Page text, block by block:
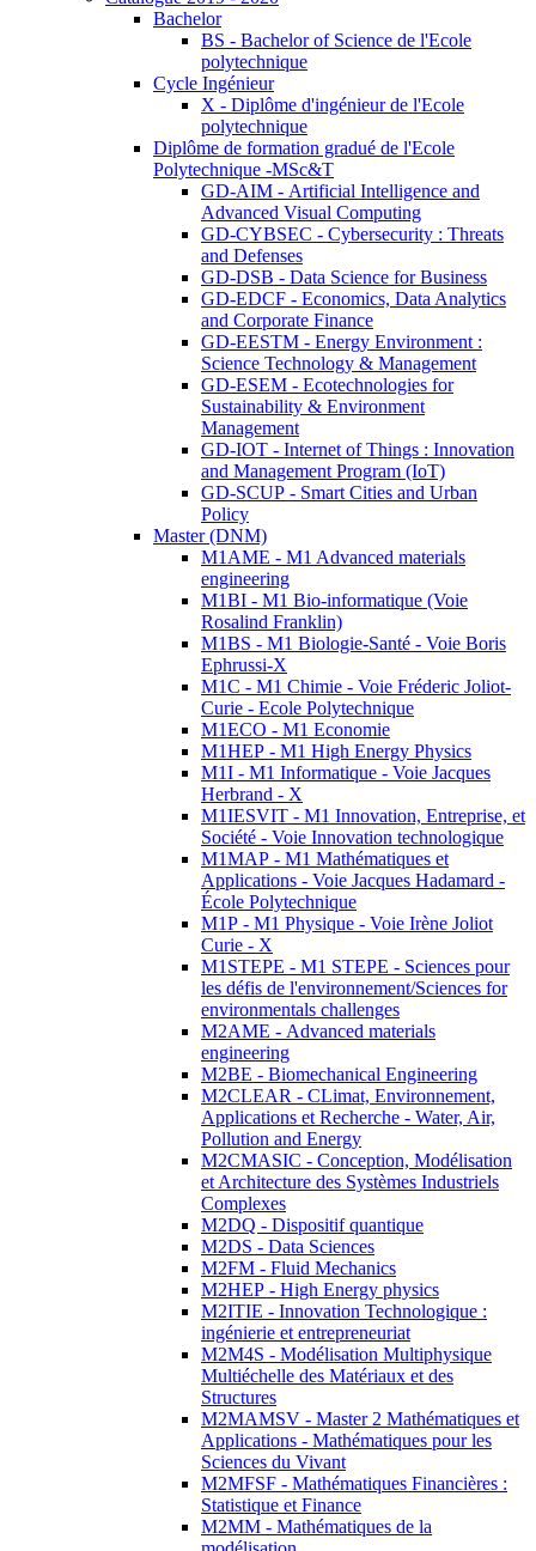
Bachelor
BS - Bachelor of Science de l'Ecole
polytechnique
Cycle Ingénieur
X - Diplôme d'ingénieur de l'Ecole
polytechnique
Diplôme de formation gradué de l'Ecole
Polytechnique -MSc&T
GD-AIM - Artificial Intelligence and
Advanced Visual Computing
GD-CYBSEC - Cybersecurity : Threats
and Defenses
GD-DSB - Data Science for Business
GD-EDCF - Economics, Data Analytics
and Corporate Finance
GD-EESTM - Energy Environment :
Science Technology & Management
GD-ESEM - Ecotechnologies for
Sustainability & Environment
Management
GD-IOT - Internet of Things : Innovation
and Management Program (IoT)
GD-SCUP - Smart Cities and Urban
Policy
Master (DNM)
M1AME - M1 Advanced materials
engineering
M1BI - M1 Bio-informatique (Voie
Rosalind Franklin)
M1BS - M1 Biologie-Santé - Voie Boris
Ephrussi-X
M1C - M1 Chimie - Voie Fréderic Joliot-
Curie - Ecole Polytechnique
M1ECO - M1 Economie
M1HEP - M1 High Energy Physics
M1I - M1 Informatique - Voie Jacques
Herbrand - X
M1IESVIT - M1 Innovation, Entreprise, et
Société - Voie Innovation technologique
M1MAP - M1 Mathématiques et
Applications - Voie Jacques Hadamard -
École Polytechnique
M1P - M1 Physique - Voie Irène Joliot
Curie - X
M1STEPE - M1 STEPE - Sciences pour
les défis de l'environnement/Sciences for
environmentals challenges
M2AME - Advanced materials
engineering
M2BE - Biomechanical Engineering
M2CLEAR - CLimat, Environnement,
Applications et Recherche - Water, Air,
Pollution and Energy
M2CMASIC - Conception, Modélisation
et Architecture des Systèmes Industriels
Complexes
M2DQ - Dispositif quantique
M2DS - Data Sciences
M2FM - Fluid Mechanics
M2HEP - High Energy physics
M2ITIE - Innovation Technologique :
ingénierie et entrepreneuriat
M2M4S - Modélisation Multiphysique
Multiéchelle des Matériaux et des
Structures
M2MAMSV - Master 2 Mathématiques et
Applications - Mathématiques pour les
Sciences du Vivant
M2MFSF - Mathématiques Financières :
Statistique et Finance
M2MM - Mathématiques de la